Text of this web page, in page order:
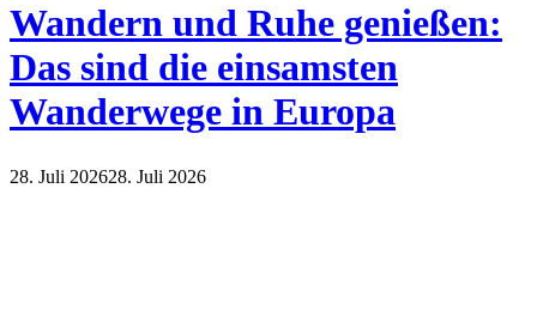
Wandern und Ruhe genießen:
Das sind die einsamsten
Wanderwege in Europa
28. Juli 202628. Juli 2026